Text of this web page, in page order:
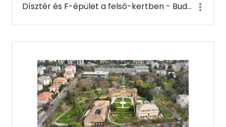
Dísztér és F-épület a felső-kertben - Budai Arborétum